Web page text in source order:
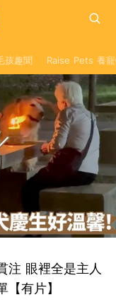
孩趣聞 Raise Pets 養
注 眼裡全是主人
有片】